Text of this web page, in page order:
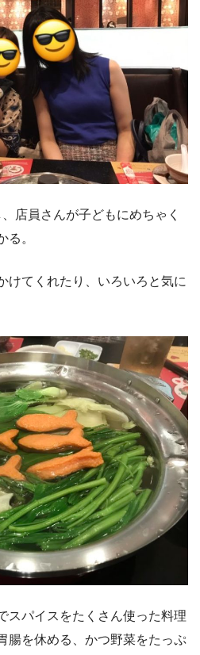
店員さんが子どもにめちゃく
る。
けてくれたり、いろいろと気に
スパイスをたくさん使った料理
腸を休める、かつ野菜をたっぷ